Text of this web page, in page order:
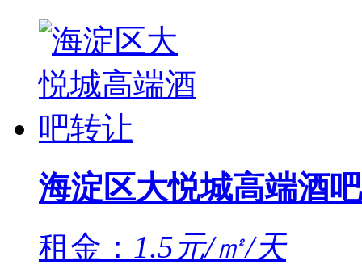
海淀区大悦城高端酒
租金： 1.5元/㎡/天